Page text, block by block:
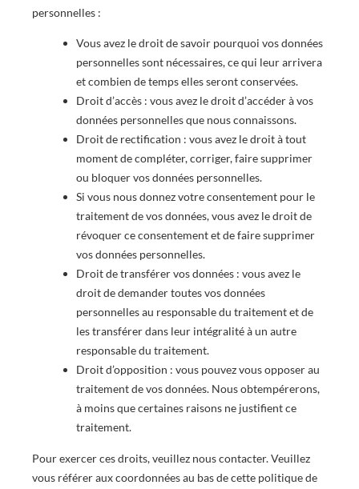
personnelles :
Vous avez le droit de savoir pourquoi vos données
personnelles sont nécessaires, ce qui leur arrivera
et combien de temps elles seront conservées.
Droit d’accès : vous avez le droit d’accéder à vos
données personnelles que nous connaissons.
Droit de rectification : vous avez le droit à tout
moment de compléter, corriger, faire supprimer
ou bloquer vos données personnelles.
Si vous nous donnez votre consentement pour le
traitement de vos données, vous avez le droit de
révoquer ce consentement et de faire supprimer
vos données personnelles.
Droit de transférer vos données : vous avez le
droit de demander toutes vos données
personnelles au responsable du traitement et de
les transférer dans leur intégralité à un autre
responsable du traitement.
Droit d’opposition : vous pouvez vous opposer au
traitement de vos données. Nous obtempérerons,
à moins que certaines raisons ne justifient ce
traitement.
Pour exercer ces droits, veuillez nous contacter. Veuillez
vous référer aux coordonnées au bas de cette politique de